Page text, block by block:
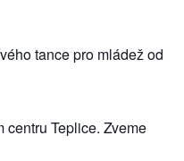
tance pro mládež od
centru Teplice. Zveme